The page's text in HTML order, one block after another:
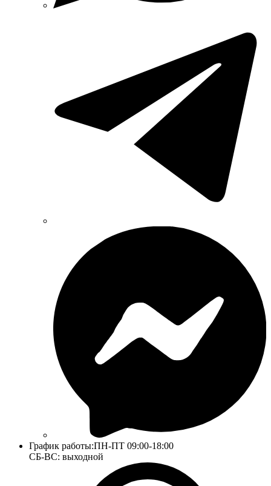
График работы:ПН-ПТ 09:00-18:00
СБ-ВС: выходной